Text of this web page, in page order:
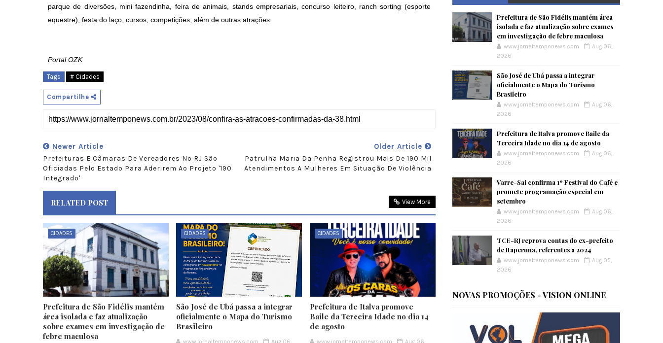
parque de diversões, mini fazendinha, feira de animais, stands empresariais, concurso leiteiro, ranch sorting (esporte
equestre), festa do laço, cursos, competições, além de outras atrações.
Portal OZK
Tags # Cidades
Compartilhe
Newer Article
Prefeituras E Câmaras De Vereadores No RJ São
Oficiadas Pelo Estado Para Aderirem Ao Projeto '190
Integrado'
Older Article
Patrulha Maria Da Penha Registrou Mais De 190 Mil
Atendimentos A Mulheres Em Situação De Violência
RELATED POST View More
CIDADES
Prefeitura de São Fidélis mantém
área isolada e faz atualização
sobre exames em investigação de
febre maculosa
CIDADES
São José de Ubá passa a integrar
oficialmente o Mapa do Turismo
Brasileiro
www.jornaltemponews.com
Aug 06,
CIDADES
Prefeitura de Italva promove
Baile da Terceira Idade no dia 14
de agosto
www.jornaltemponews.com
Aug 06,
Prefeitura de São Fidélis mantém área
isolada e faz atualização sobre exames
em investigação de febre maculosa
www.jornaltemponews.com
Aug 06,
2026
São José de Ubá passa a integrar
oficialmente o Mapa do Turismo
Brasileiro
www.jornaltemponews.com
Aug 06,
2026
Prefeitura de Italva promove Baile da
Terceira Idade no dia 14 de agosto
www.jornaltemponews.com
Aug 06,
2026
Varre-Sai confirma 1º Festival do Café e
promete programação especial em
setembro
www.jornaltemponews.com
Aug 06,
2026
TCE-RJ reprova contas do ex-prefeito
de Itaperuna, referentes a 2024
www.jornaltemponews.com
Aug 05,
2026
NOVAS PROMOÇÕES - VISION ONLINE